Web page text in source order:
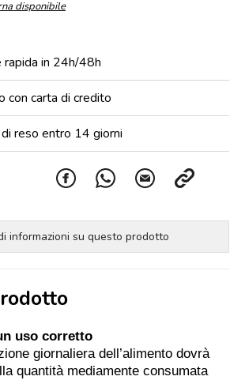
disponibile
rapida in 24h/48h
con carta di credito
reso entro 14 giorni
informazioni su questo prodotto
uso corretto
giornaliera dell’alimento dovrà
quantità mediamente consumata